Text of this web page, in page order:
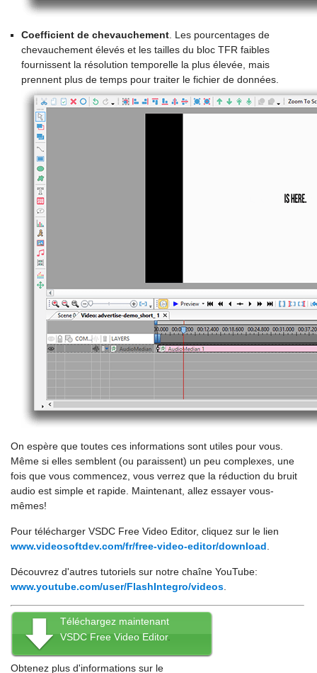
Coefficient de chevauchement . Les pourcentages de
chevauchement élevés et les tailles du bloc TFR faibles
fournissent la résolution temporelle la plus élevée, mais
prennent plus de temps pour traiter le fichier de données.
On espère que toutes ces informations sont utiles pour vous.
Même si elles semblent (ou paraissent) un peu complexes, une
fois que vous commencez, vous verrez que la réduction du bruit
audio est simple et rapide. Maintenant, allez essayer vous-
mêmes!
Pour télécharger VSDC Free Video Editor, cliquez sur le lien
www.videosoftdev.com/fr/free-video-editor/download
Découvrez d'autres tutoriels sur notre chaîne YouTube:
www.youtube.com/user/FlashIntegro/videos
Téléchargez maintenant
VSDC Free Video Editor.
Obtenez plus d'informations sur le